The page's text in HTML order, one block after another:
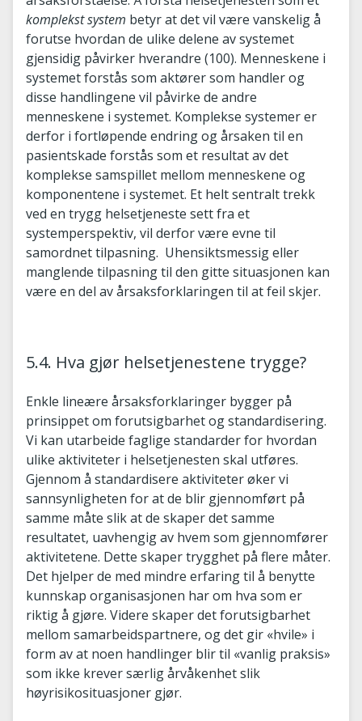
komplekst system betyr at det vil være vanskelig å
forutse hvordan de ulike delene av systemet
gjensidig påvirker hverandre (100). Menneskene i
systemet forstås som aktører som handler og
disse handlingene vil påvirke de andre
menneskene i systemet. Komplekse systemer er
derfor i fortløpende endring og årsaken til en
pasientskade forstås som et resultat av det
komplekse samspillet mellom menneskene og
komponentene i systemet. Et helt sentralt trekk
ved en trygg helsetjeneste sett fra et
systemperspektiv, vil derfor være evne til
samordnet tilpasning. Uhensiktsmessig eller
manglende tilpasning til den gitte situasjonen kan
være en del av årsaksforklaringen til at feil skjer.
5.4. Hva gjør helsetjenestene trygge?
Enkle lineære årsaksforklaringer bygger på
prinsippet om forutsigbarhet og standardisering.
Vi kan utarbeide faglige standarder for hvordan
ulike aktiviteter i helsetjenesten skal utføres.
Gjennom å standardisere aktiviteter øker vi
sannsynligheten for at de blir gjennomført på
samme måte slik at de skaper det samme
resultatet, uavhengig av hvem som gjennomfører
aktivitetene. Dette skaper trygghet på flere måter.
Det hjelper de med mindre erfaring til å benytte
kunnskap organisasjonen har om hva som er
riktig å gjøre. Videre skaper det forutsigbarhet
mellom samarbeidspartnere, og det gir «hvile» i
form av at noen handlinger blir til «vanlig praksis»
som ikke krever særlig årvåkenhet slik
høyrisikosituasjoner gjør.